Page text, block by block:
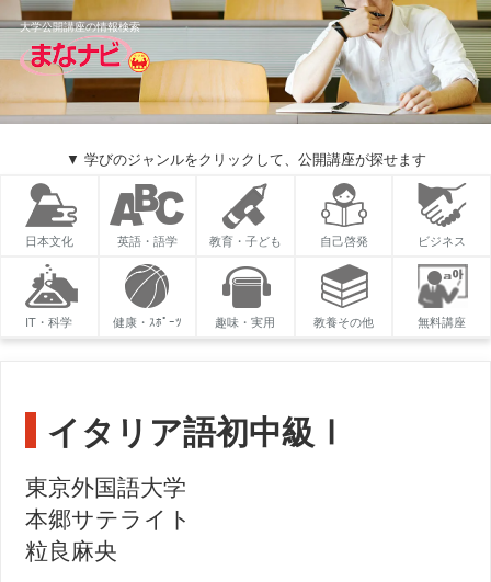
大学公開講座の情報検索
▼ 学びのジャンルをクリックして、公開講座が探せます
日本文化 英語・語学 教育・子ども 自己啓発 ビジネス
IT・科学 健康・ｽﾎﾟｰﾂ 趣味・実用 教養その他 無料講座
イタリア語初中級Ⅰ
東京外国語大学
本郷サテライト
粒良麻央